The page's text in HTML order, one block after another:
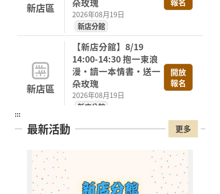
新店區
朵玫瑰
2026年08月19日
新店分館
新店區
【新店分館】8/19
14:00-14:30 抱一束浪
漫・讀一本情書・送一
朵玫瑰
2026年08月19日
新店分館
開放
報名
新店區
【新店分館】8/19
漫・讀一本情書・送一
2026年08月19日
新店分館
開放
報名
:::
最新活動 更多